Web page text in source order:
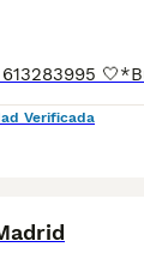
Verificada